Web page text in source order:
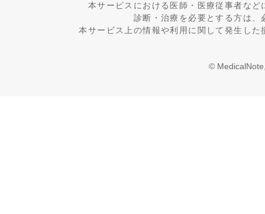
本サービスにおける医師・医療従事者な
診断・治療を必要とする方は
本サービス上の情報や利用に関して発生し
©